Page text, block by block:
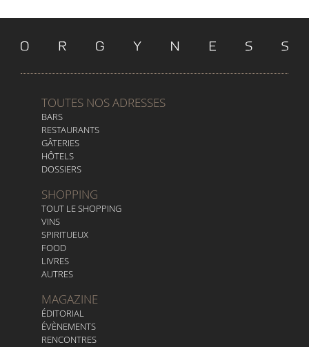
TOUTES NOS ADRESSES
BARS
RESTAURANTS
GÂTERIES
HÔTELS
DOSSIERS
SHOPPING
TOUT LE SHOPPING
VINS
SPIRITUEUX
FOOD
LIVRES
AUTRES
MAGAZINE
ÉDITORIAL
ÉVÈNEMENTS
RENCONTRES